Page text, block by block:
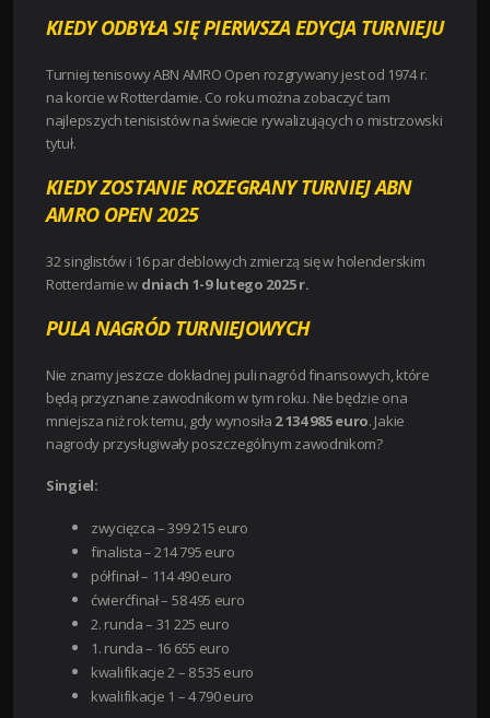
KIEDY ODBYŁA SIĘ PIERWSZA EDYCJA TURNIEJU
Turniej tenisowy ABN AMRO Open rozgrywany jest od 1974 r.
na korcie w Rotterdamie. Co roku można zobaczyć tam
najlepszych tenisistów na świecie rywalizujących o mistrzowski
tytuł.
KIEDY ZOSTANIE ROZEGRANY TURNIEJ ABN
AMRO OPEN 2025
32 singlistów i 16 par deblowych zmierzą się w holenderskim
Rotterdamie w dniach 1-9 lutego 2025 r.
PULA NAGRÓD TURNIEJOWYCH
Nie znamy jeszcze dokładnej puli nagród finansowych, które
będą przyznane zawodnikom w tym roku. Nie będzie ona
mniejsza niż rok temu, gdy wynosiła 2 134 985 euro. Jakie
nagrody przysługiwały poszczególnym zawodnikom?
Singiel:
zwycięzca – 399 215 euro
finalista – 214 795 euro
półfinał – 114 490 euro
ćwierćfinał – 58 495 euro
2. runda – 31 225 euro
1. runda – 16 655 euro
kwalifikacje 2 – 8 535 euro
kwalifikacje 1 – 4 790 euro